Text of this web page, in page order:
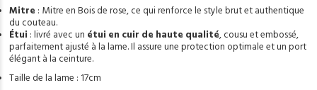
Mitre : Mitre en Bois de rose, ce qui renforce le style brut et authentique
du couteau.
Étui : livré avec un étui en cuir de haute qualité, cousu et embossé,
parfaitement ajusté à la lame. Il assure une protection optimale et un port
élégant à la ceinture.
Taille de la lame : 17cm